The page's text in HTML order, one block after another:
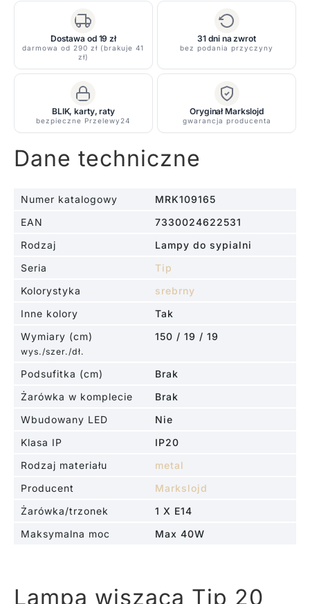
20
stożkowy
klosz
nad
szafkę
Dostawa od 19 zł
darmowa od 290 zł (brakuje 41
zł)
31 dni na zwrot
bez podania przyczyny
BLIK, karty, raty
bezpieczne Przelewy24
Oryginał Markslojd
gwarancja producenta
Dane techniczne
Numer katalogowy
MRK109165
EAN
7330024622531
Rodzaj
Lampy do sypialni
Seria
Tip
Kolorystyka
srebrny
Inne kolory
Tak
Wymiary (cm)
wys./szer./dł.
150 / 19 / 19
Podsufitka (cm)
Brak
Żarówka w komplecie
Brak
Wbudowany LED
Nie
Klasa IP
IP20
Rodzaj materiału
metal
Producent
Markslojd
Żarówka/trzonek
1 X E14
Maksymalna moc
Max 40W
Lampa wisząca Tip 20